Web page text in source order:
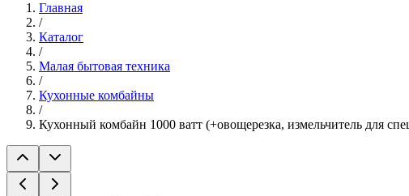
Главная
/
Каталог
/
Малая бытовая техника
/
Кухонные комбайны
/
Кухонный комбайн 1000 ватт (+овощерезка, измельчитель для